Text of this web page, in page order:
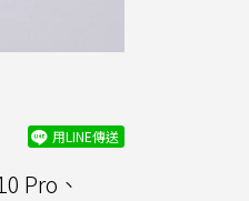
用LINE傳送
Pro、